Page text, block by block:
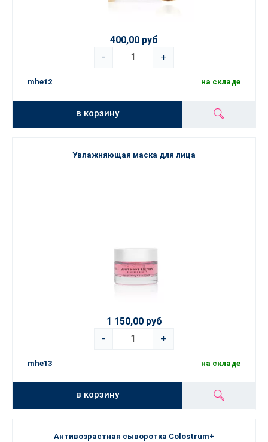
400,00 руб
-
+
mhe12 на складе
в корзину
Увлажняющая маска для лица
1 150,00 руб
-
+
mhe13 на складе
в корзину
Антивозрастная сыворотка Colostrum+